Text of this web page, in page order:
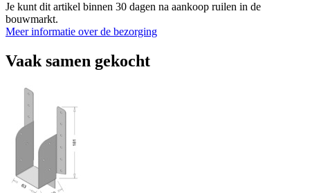
Je kunt dit artikel binnen 30 dagen na aankoop ruilen in de
bouwmarkt.
Meer informatie over de bezorging
Vaak samen gekocht